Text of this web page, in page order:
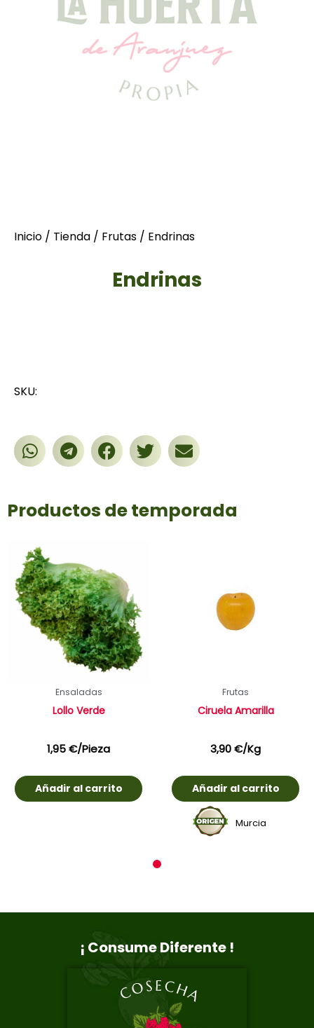
Inicio / Tienda / Frutas / Endrinas
Endrinas
SKU:
Productos de temporada
Ensaladas
Lollo Verde
1,95€/Pieza
Añadir al carrito
Frutas
Ciruela Amarilla
3,90€/Kg
Añadir al carrito
Murcia
¡ Consume Diferente !